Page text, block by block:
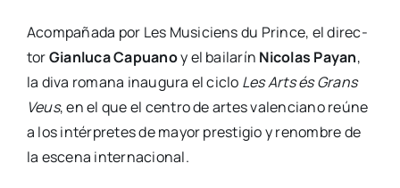
Acom­pa­ña­da por Les Musi­ciens du Prin­ce, el direc­
torGian­lu­ca Capuanoy el bai­la­rín Nico­las Payan,
la diva roma­na inau­gu­ra el ciclo Les Arts és Grans
Veus, en el que el cen­tro de artes valen­ciano reúne
a los intér­pre­tes de mayor pres­ti­gio y renom­bre de
la esce­na inter­na­cio­nal.